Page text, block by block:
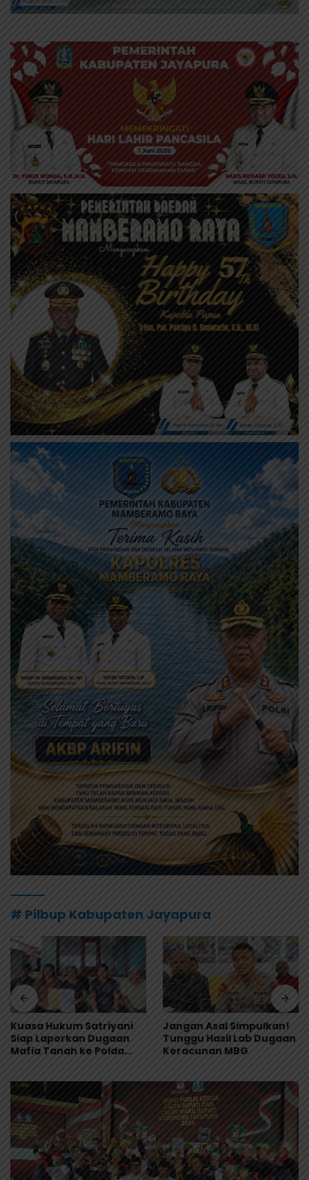
# Pilbup Kabupaten Jayapura
Jangan Asal Simpulkan!
Tunggu Hasil Lab Dugaan
Keracunan MBG
Tonny Tesar Turun ke
Lapas Doyo Baru,
Kebutuhan Alkes dan